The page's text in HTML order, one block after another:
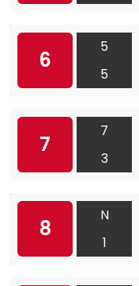
6
5
5
7
7
3
8
N
1